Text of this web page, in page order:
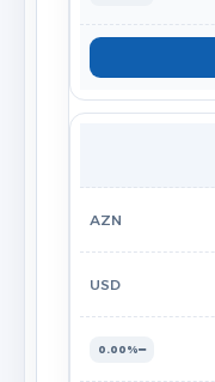
AZN
USD
0.00%